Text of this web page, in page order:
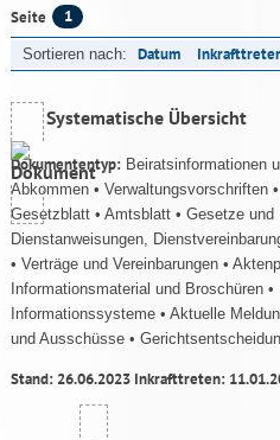
Seite 1
Sortieren nach: Datum
Systematische Übersicht
Dokumententyp: Beiratsinformationen
Abkommen • Verwaltungsvorschriften
Gesetzblatt • Amtsblatt • Gesetze und
Dienstanweisungen,
• Verträge und Vereinbarungen •
Informationsmaterial und Broschüren •
Informationssysteme • Aktuelle
und Ausschüsse •
Stand: 26.06.2023 Inkrafttreten: